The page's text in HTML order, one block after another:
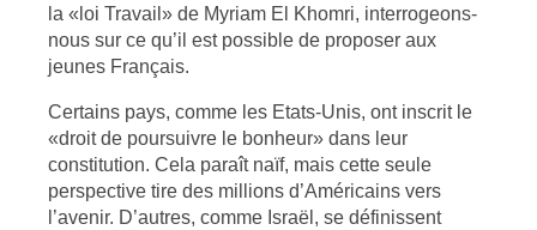
la «loi Travail» de Myriam El Khomri, interrogeons-
nous sur ce qu’il est possible de proposer aux
jeunes Français.
Certains pays, comme les Etats-Unis, ont inscrit le
«droit de poursuivre le bonheur» dans leur
constitution. Cela paraît naïf, mais cette seule
perspective tire des millions d’Américains vers
l’avenir. D’autres, comme Israël, se définissent